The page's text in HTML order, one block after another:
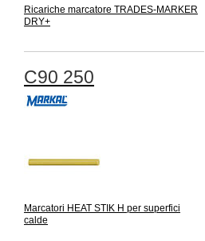
Ricariche marcatore TRADES-MARKER
DRY+
C90 250
Marcatori HEAT STIK H per superfici
calde